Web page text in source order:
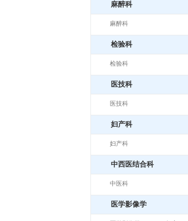
麻醉科
麻醉科
检验科
检验科
医技科
医技科
妇产科
妇产科
中西医结合科
中医科
医学影像学